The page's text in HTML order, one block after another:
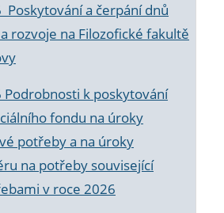
Poskytování a čerpání dnů
rozvoje na Filozofické fakultě
Podrobnosti k poskytování
fondu na úroky
potřeby a na úroky
na potřeby související
v roce 2026